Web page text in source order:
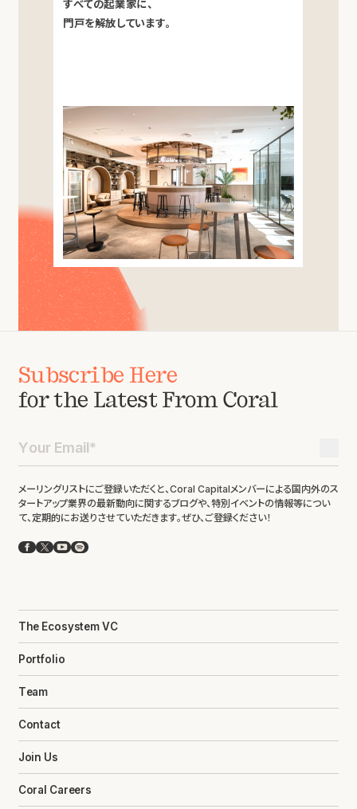
すべての起業家に、
門戸を解放しています。
Subscribe Here
for the Latest From Coral
メーリングリストにご登録いただくと、Coral Capitalメンバーによる国内外のス
タートアップ業界の最新動向に関するブログや、特別イベントの情報等につい
て、定期的にお送りさせていただきます。ぜひ、ご登録ください！
Facebook
X YouTube
Spotify
The Ecosystem VC
Portfolio
Team
Contact
Join Us
Coral Careers